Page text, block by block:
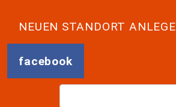
NEUEN STANDORT
facebook
Search